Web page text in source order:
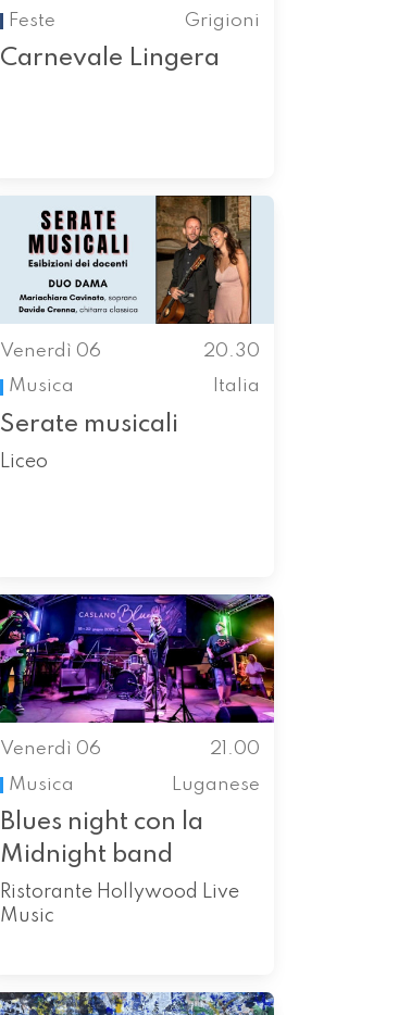
Feste
Grigioni
Carnevale Lingera
Venerdì 06
20.30
Musica
Italia
Serate musicali
Liceo
Venerdì 06
21.00
Musica
Luganese
Blues night con la
Midnight band
Ristorante Hollywood Live
Music